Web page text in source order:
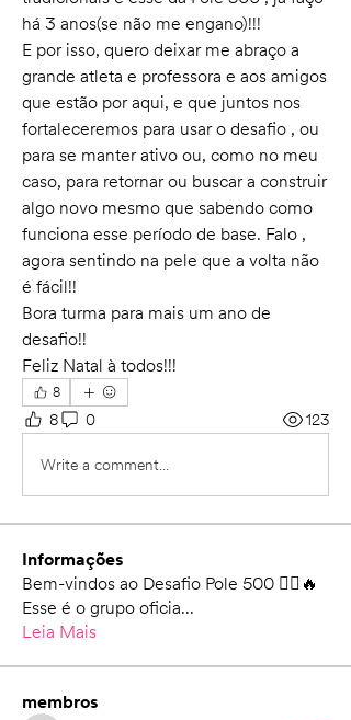
há 3 anos(se não me engano)!!!
E por isso, quero deixar me abraço a
grande atleta e professora e aos amigos
que estão por aqui, e que juntos nos
fortaleceremos para usar o desafio , ou
para se manter ativo ou, como no meu
caso, para retornar ou buscar a construir
algo novo mesmo que sabendo como
funciona esse período de base. Falo ,
agora sentindo na pele que a volta não
é fácil!!
Bora turma para mais um ano de
desafio!!
Feliz Natal à todos!!!
8
8 0 123
Write a comment...
Informações
Bem-vindos ao Desafio Pole 500 🚴‍♀️🔥
Esse é o grupo oficia...
Leia Mais
membros